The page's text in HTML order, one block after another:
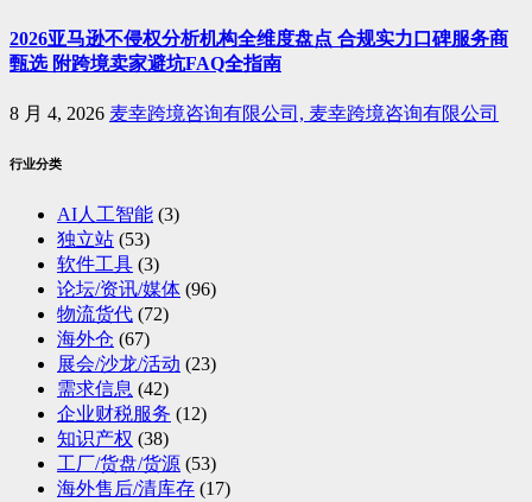
2026亚马逊不侵权分析机构全维度盘点 合规实力口碑服务商
甄选 附跨境卖家避坑FAQ全指南
8 月 4, 2026 麦幸跨境咨询有限公司, 麦幸跨境咨询有限公司
行业分类
AI人工智能 (3)
独立站 (53)
软件工具 (3)
论坛/资讯/媒体 (96)
物流货代 (72)
海外仓 (67)
展会/沙龙/活动 (23)
需求信息 (42)
企业财税服务 (12)
知识产权 (38)
工厂/货盘/货源 (53)
海外售后/清库存 (17)